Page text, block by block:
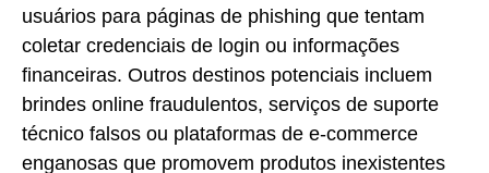
usuários para páginas de phishing que tentam
coletar credenciais de login ou informações
financeiras. Outros destinos potenciais incluem
brindes online fraudulentos, serviços de suporte
técnico falsos ou plataformas de e-commerce
enganosas que promovem produtos inexistentes